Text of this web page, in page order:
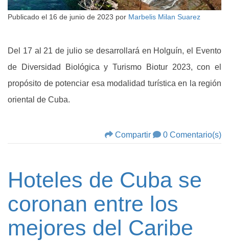
Publicado el 16 de junio de 2023 por Marbelis Milan Suarez
Del 17 al 21 de julio se desarrollará en Holguín, el Evento
de Diversidad Biológica y Turismo Biotur 2023, con el
propósito de potenciar esa modalidad turística en la región
oriental de Cuba.
Compartir 0 Comentario(s)
Hoteles de Cuba se
coronan entre los
mejores del Caribe